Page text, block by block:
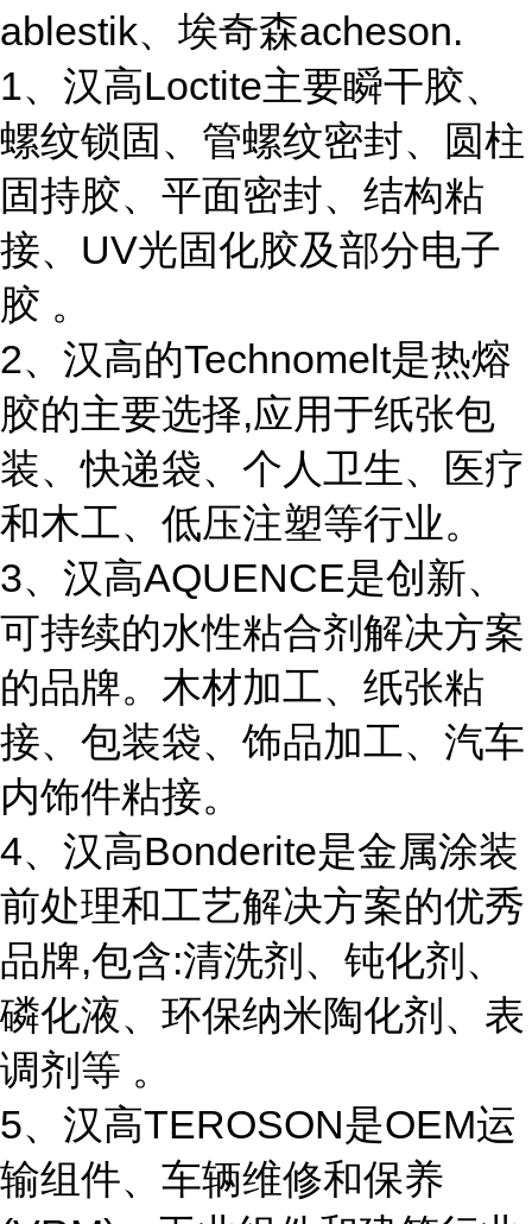
ablestik、埃奇森acheson.
1、汉高Loctite主要瞬干胶、
螺纹锁固、管螺纹密封、圆柱
固持胶、平面密封、结构粘
接、UV光固化胶及部分电子
胶 。
2、汉高的Technomelt是热熔
胶的主要选择,应用于纸张包
装、快递袋、个人卫生、医疗
和木工、低压注塑等行业。
3、汉高AQUENCE是创新、
可持续的水性粘合剂解决方案
的品牌。木材加工、纸张粘
接、包装袋、饰品加工、汽车
内饰件粘接。
4、汉高Bonderite是金属涂装
前处理和工艺解决方案的优秀
品牌,包含:清洗剂、钝化剂、
磷化液、环保纳米陶化剂、表
调剂等 。
5、汉高TEROSON是OEM运
输组件、车辆维修和保养